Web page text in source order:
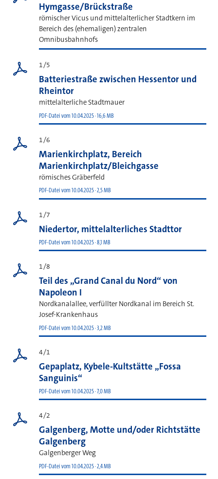
Hymgasse/Brückstraße
römischer Vicus und mittelalterlicher Stadtkern im
Bereich des (ehemaligen) zentralen
Omnibusbahnhofs
1/5
Batteriestraße zwischen Hessentor und
Rheintor
mittelalterliche Stadtmauer
PDF-Datei vom 10.04.2025 · 16,6 MB
1/6
Marienkirchplatz, Bereich
Marienkirchplatz/Bleichgasse
römisches Gräberfeld
PDF-Datei vom 10.04.2025 · 2,5 MB
1/7
Niedertor, mittelalterliches Stadttor
PDF-Datei vom 10.04.2025 · 8,1 MB
1/8
Teil des „Grand Canal du Nord“ von
Napoleon I
Nordkanalallee, verfüllter Nordkanal im Bereich St.
Josef-Krankenhaus
PDF-Datei vom 10.04.2025 · 3,2 MB
4/1
Gepaplatz, Kybele-Kultstätte „Fossa
Sanguinis“
PDF-Datei vom 10.04.2025 · 7,0 MB
4/2
Galgenberg, Motte und/oder Richtstätte
Galgenberg
Galgenberger Weg
PDF-Datei vom 10.04.2025 · 2,4 MB